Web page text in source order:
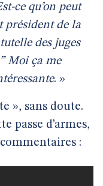
ce qu’on peut
président de la
des juges
Moi ça me
. »
», sans doute.
passe d’armes,
: